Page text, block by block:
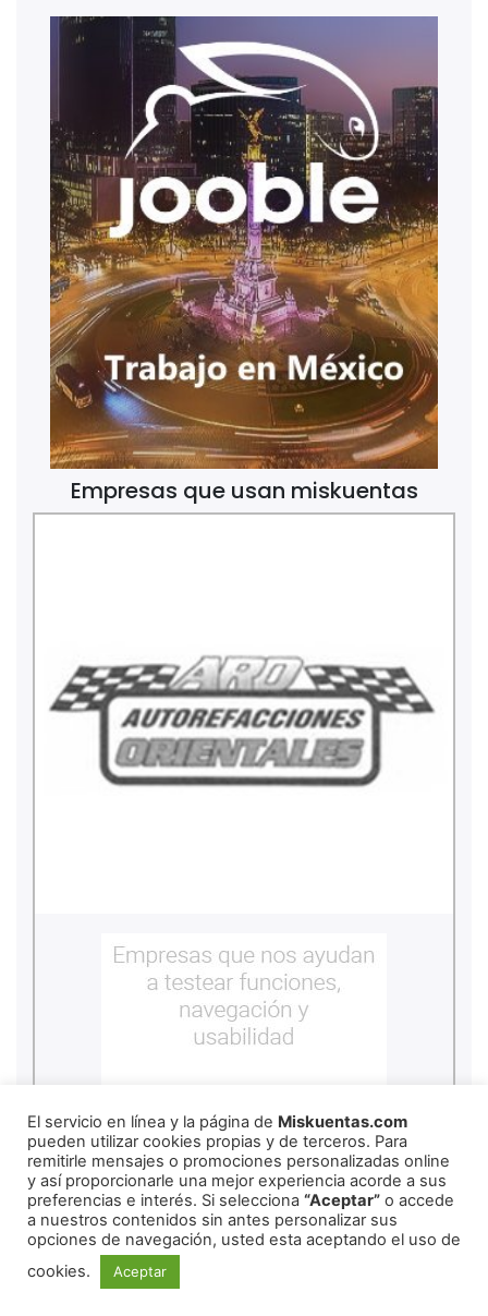
Empresas que usan miskuentas
REDES SOCIALES
El servicio en línea y la página de Miskuentas.com
pueden utilizar cookies propias y de terceros. Para
remitirle mensajes o promociones personalizadas online
y así proporcionarle una mejor experiencia acorde a sus
preferencias e interés. Si selecciona “Aceptar” o accede
a nuestros contenidos sin antes personalizar sus
opciones de navegación, usted esta aceptando el uso de
cookies.
Aceptar